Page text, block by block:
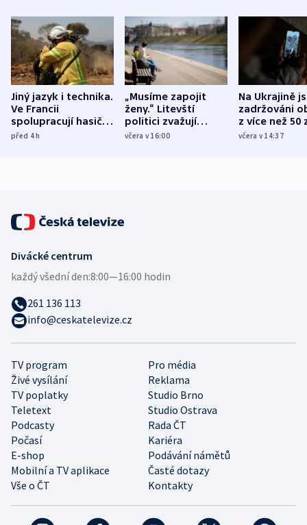
Jiný jazyk i technika.
Ve Francii
spolupracují hasiči z
různých zemí
před 4h
„Musíme zapojit
ženy.“ Litevští
politici zvažují
dohodu o
včera v 16:00
Na Ukrajině
zadržováni
z více než 50
Bojovali na
včera v 14:37
TV program
Pro média
Živé vysílání
Reklama
TV poplatky
Studio Brno
Teletext
Studio Ostrava
Podcasty
Rada ČT
Počasí
Kariéra
E-shop
Podávání námětů
Mobilní a TV aplikace
Časté dotazy
Vše o ČT
Kontakty
Divácké centrum
každý všední den:8:00—16:00 hodin
261 136 113
info@ceskatelevize.cz